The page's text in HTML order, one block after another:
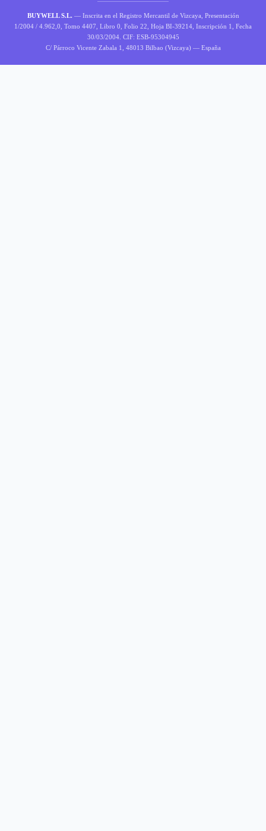
BUYWELL S.L. — Inscrita en el Registro Mercantil de Vizcaya, Presentación
1/2004 / 4.962,0, Tomo 4407, Libro 0, Folio 22, Hoja BI-39214, Inscripción 1, Fecha
30/03/2004. CIF: ESB-95304945
C/ Párroco Vicente Zabala 1, 48013 Bilbao (Vizcaya) — España